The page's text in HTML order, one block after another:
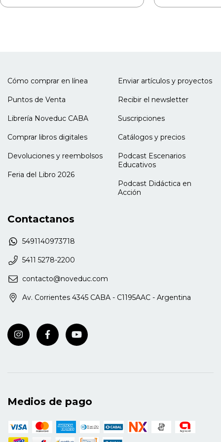
Corporal, Niveles V, VI y VIII. Coordinó el Taller de
Cómo comprar en línea
Puntos de Venta
Librería Noveduc CABA
Comprar libros digitales
Devoluciones y reembolsos
Feria del Libro 2026
Enviar artículos y proyectos
Recibir el newsletter
Suscripciones
Catálogos y precios
Podcast Escenarios
Educativos
Podcast Didáctica en
Acción
Contactanos
5491140973718
5411 5278-2200
contacto@noveduc.com
Av. Corrientes 4345 CABA - C1195AAC - Argentina
Medios de pago